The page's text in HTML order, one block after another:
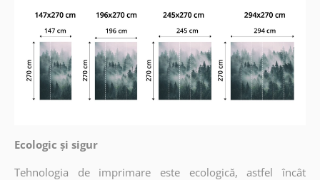
Ecologic și sigur
Tehnologia de imprimare este ecologică, astfel încât